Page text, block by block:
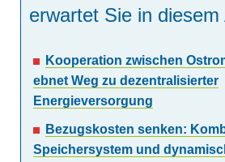
erwartet Sie in diesem
Kooperation zwischen
ebnet Weg zu dezentralisierter
Energieversorgung
Bezugskosten senken:
Speichersystem und